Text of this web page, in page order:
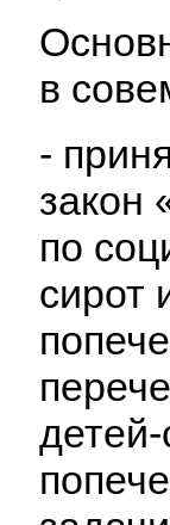
в
-
закон
по
сирот